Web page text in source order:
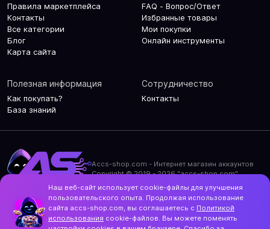
Правила маркетплейса
Контакты
Все категории
Блог
Карта сайта
FAQ - Вопрос/Ответ
Избранные товары
Мои покупки
Онлайн инструменты
Полезная информация
Как покупать?
База знаний
Сотрудничество
Контакты
Accs-shop.com - Интернет магазин аккаунтов
Copyright © 2019 - 2026 "accs-shop.com"
Политика использования cookie-файлов
Контакты и актуальный адрес сайта
Structo
Наш веб-сайт использует cookie-файлы для улучшения
пользовательского опыта. Продолжая использование
сайта accs-shop.com, вы соглашаетесь с Политикой
использования cookie-файлов. Вы можете поменять